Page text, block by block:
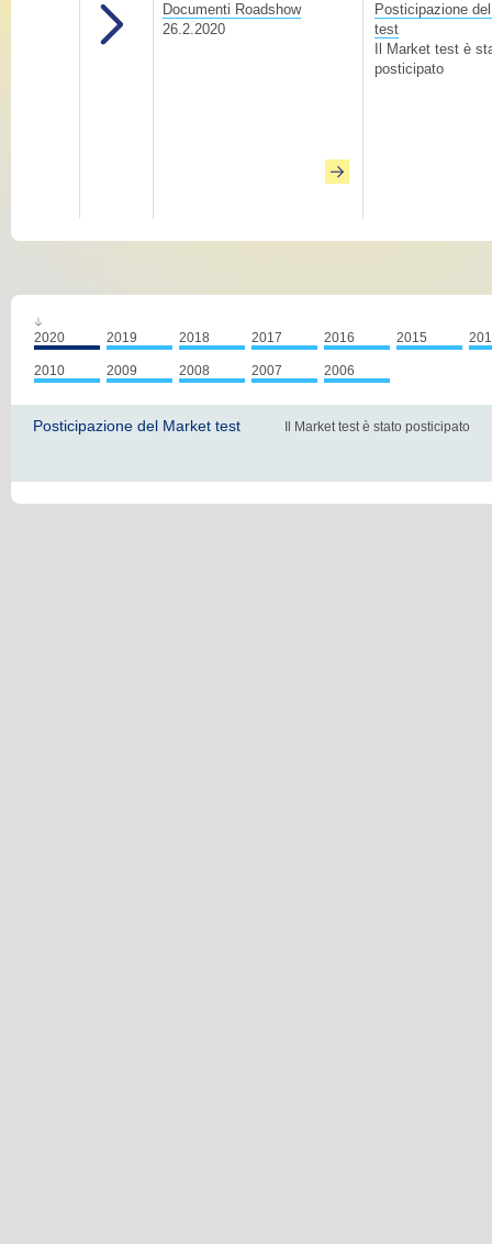
Documenti Roadshow
26.2.2020
Posticipazione
test
Il Market test è
posticipato
2020 2019 2018 2017 2016 2015
2010 2009 2008 2007 2006
Posticipazione del Market test Il Market test è stato posticipato